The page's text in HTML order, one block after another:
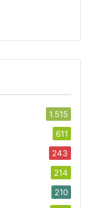
1.515
611
243
214
210